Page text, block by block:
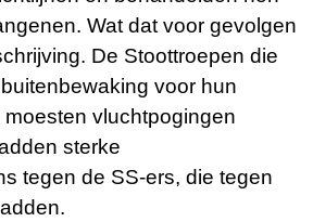
Wat dat voor gevolgen
De Stoottroepen die
voor hun
vluchtpogingen
sterke
tegen de SS-ers, die tegen